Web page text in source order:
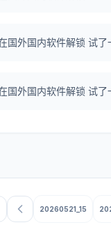
20260521_15